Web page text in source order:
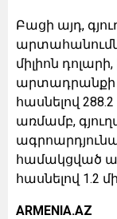
Բացի այդ,
արտահանումն
միլիոն
արտադրանքի
հասնելով
առմամբ,
համակցված
հասնելով 1.2
ARMENIA.AZ